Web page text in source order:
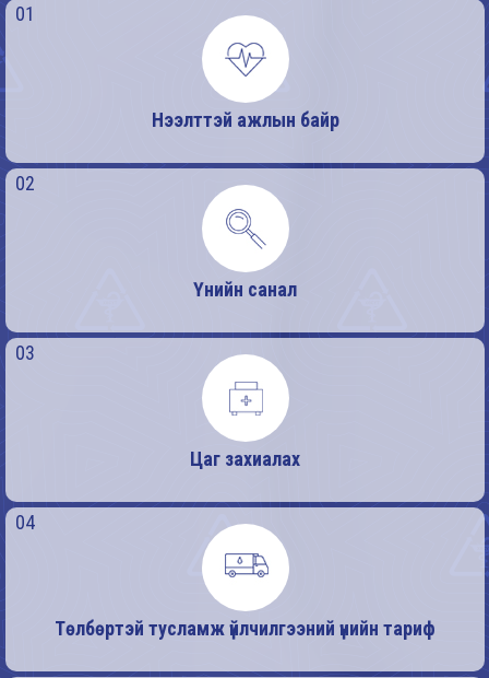
Нээлттэй ажлын байр
01
Үнийн санал
02
Цаг захиалах
03
Төлбөртэй тусламж үйлчилгээний үнийн тариф
04